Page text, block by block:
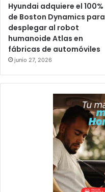
Hyundai adquiere el 100%
de Boston Dynamics para
desplegar al robot
humanoide Atlas en
fábricas de automóviles
junio 27, 2026